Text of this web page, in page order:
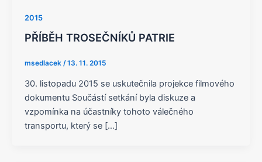
2015
PŘÍBĚH TROSEČNÍKŮ PATRIE
msedlacek /13. 11. 2015
30. listopadu 2015 se uskutečnila projekce filmového
dokumentu Součástí setkání byla diskuze a
vzpomínka na účastníky tohoto válečného
transportu, který se […]